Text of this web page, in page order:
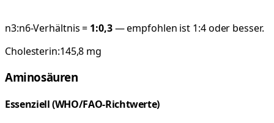
n3:n6-Verhältnis = 1:0,3— empfohlen ist 1:4 oder besser.
Cholesterin:145,8 mg
Aminosäuren
Essenziell (WHO/FAO-Richtwerte)